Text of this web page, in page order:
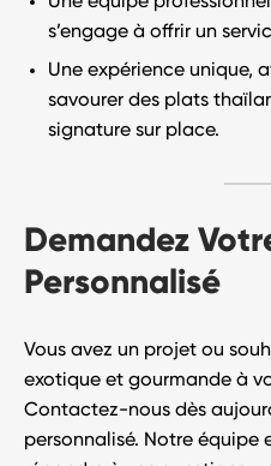
s’engage à offrir un
Une expérience unique,
savourer des plats
signature sur place.
Demandez
Personnalisé
Vous avez un projet ou
exotique et gourmande à
Contactez-nous dès
personnalisé. Notre équipe